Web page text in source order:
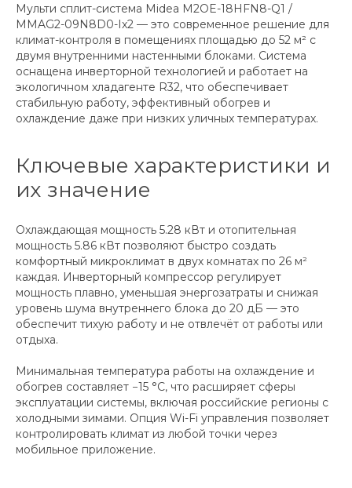
Мульти сплит-система Midea M2OE-18HFN8-Q1 /
MMAG2-09N8D0-Ix2 — это современное решение для
климат-контроля в помещениях площадью до 52 м² с
двумя внутренними настенными блоками. Система
оснащена инверторной технологией и работает на
экологичном хладагенте R32, что обеспечивает
стабильную работу, эффективный обогрев и
охлаждение даже при низких уличных температурах.
Ключевые характеристики и
их значение
Охлаждающая мощность 5.28 кВт и отопительная
мощность 5.86 кВт позволяют быстро создать
комфортный микроклимат в двух комнатах по 26 м²
каждая. Инверторный компрессор регулирует
мощность плавно, уменьшая энергозатраты и снижая
уровень шума внутреннего блока до 20 дБ — это
обеспечит тихую работу и не отвлечёт от работы или
отдыха.
Минимальная температура работы на охлаждение и
обогрев составляет −15 °C, что расширяет сферы
эксплуатации системы, включая российские регионы с
холодными зимами. Опция Wi-Fi управления позволяет
контролировать климат из любой точки через
мобильное приложение.